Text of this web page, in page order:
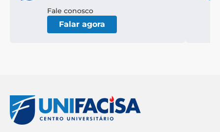
Fale conosco
Falar agora